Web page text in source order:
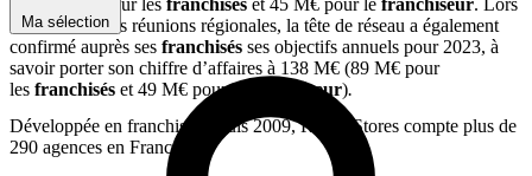
Ma sélection
dont 80 M€ pour les franchisés et 45 M€ pour le franchiseur. Lors
de ses dernières réunions régionales, la tête de réseau a également
confirmé auprès ses franchisés ses objectifs annuels pour 2023, à
savoir porter son chiffre d’affaires à 138 M€ (89 M€ pour
les franchisés et 49 M€ pour le franchiseur).
Développée en franchise depuis 2009, Repar’Stores compte plus de
290 agences en France